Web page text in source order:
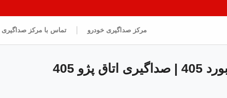
مرکز صداگیری خودرو تماس با مرکز صداگیری